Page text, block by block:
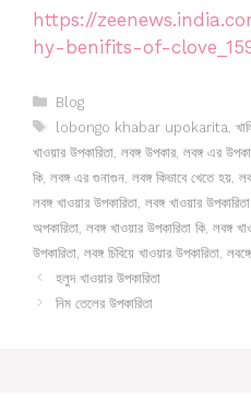
https://
hy-benifits-of-
Categories
Blog
Tags
lobongo khabar upokarita
খাওয়ার উপকারিতা লবঙ্গ উপকার লবঙ্গ এর
কি লবঙ্গ এর গুনাগুন লবঙ্গ কিভাবে খেতে হয়
লবঙ্গ খাওয়ার উপকারিতা লবঙ্গ খাওয়ার
অপকারিতা লবঙ্গ খাওয়ার উপকারিতা কি লবঙ্গ
উপকারিতা লবঙ্গ চিবিয়ে খাওয়ার উপকারিতা
হলুদ খাওয়ার উপকারিতা
নিম তেলের উপকারিতা